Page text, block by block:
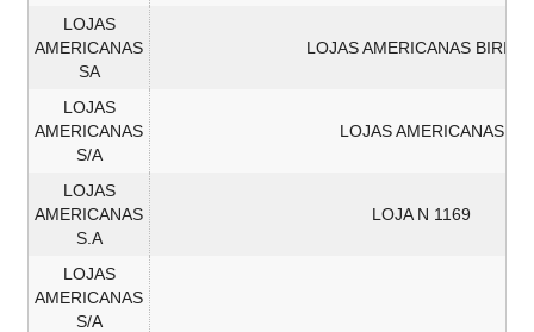
LOJAS
AMERICANAS
SA
LOJAS AMERICANAS
LOJAS
AMERICANAS
S/A
LOJAS AMERICANAS
LOJAS
AMERICANAS
S.A
LOJA N 1169
LOJAS
AMERICANAS
S/A